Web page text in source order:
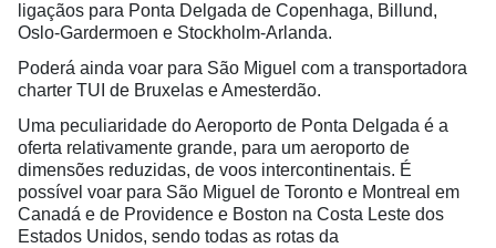
ligaçãos para Ponta Delgada de Copenhaga, Billund,
Oslo-Gardermoen e Stockholm-Arlanda.
Poderá ainda voar para São Miguel com a transportadora
charter TUI de Bruxelas e Amesterdão.
Uma peculiaridade do Aeroporto de Ponta Delgada é a
oferta relativamente grande, para um aeroporto de
dimensões reduzidas, de voos intercontinentais. É
possível voar para São Miguel de Toronto e Montreal em
Canadá e de Providence e Boston na Costa Leste dos
Estados Unidos, sendo todas as rotas da